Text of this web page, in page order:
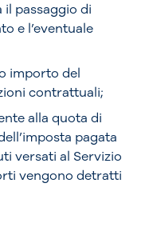
passaggio di
e l’eventuale
importo del
contrattuali;
alla quota di
pagata
versati al Servizio
vengono detratti